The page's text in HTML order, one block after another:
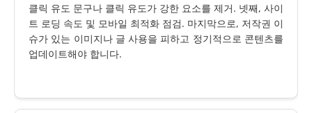
클릭 유도 문구나 클릭 유도가 강한 요소를 제거. 넷째, 사이
트 로딩 속도 및 모바일 최적화 점검. 마지막으로, 저작권 이
슈가 있는 이미지나 글 사용을 피하고 정기적으로 콘텐츠를
업데이트해야 합니다.